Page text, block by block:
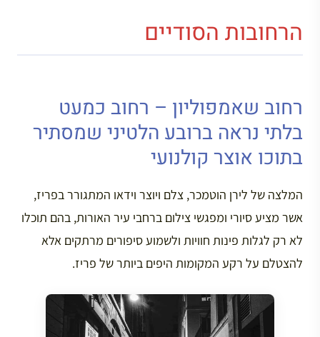
הרחובות הסודיים
רחוב שאמפוליון – רחוב כמעט
בלתי נראה ברובע הלטיני שמסתיר
בתוכו אוצר קולנועי
המלצה של לירן הוטמכר, צלם ויוצר וידאו המתגורר בפריז,
אשר מציע סיורי ומפגשי צילום ברחבי עיר האורות, בהם תוכלו
לא רק לגלות פינות חוויות ולשמוע סיפורים מרתקים אלא
להצטלם על רקע המקומות היפים ביותר של פריז.